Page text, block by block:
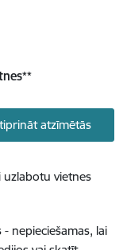
**
atzīmētās
uzlabotu vietnes
nepieciešamas, lai